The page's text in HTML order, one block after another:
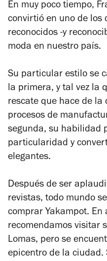
En muy poco tiempo,
convirtió en uno de los
reconocidos -y
moda en nuestro país.
Su particular estilo se
la primera, y tal vez la
rescate que hace de la
procesos de
segunda, su habilidad
particularidad y
elegantes.
Después de ser
revistas, todo mundo
comprar Yakampot. En
recomendamos visitar
Lomas, pero se
epicentro de la ciudad.